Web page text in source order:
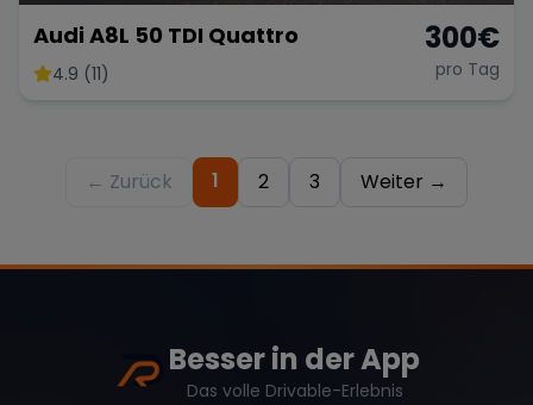
Audi A8L 50 TDI Quattro
4.9 (11)
300€
pro Tag
← Zurück 1 2 3 Weiter →
Besser in der App
Das volle Drivable-Erlebnis